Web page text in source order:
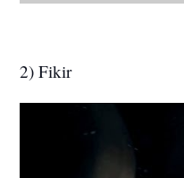
2) Fikir